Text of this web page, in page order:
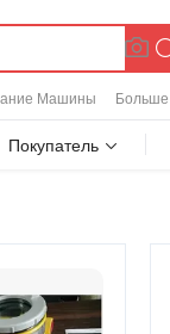
Машины Больше
Покупатель